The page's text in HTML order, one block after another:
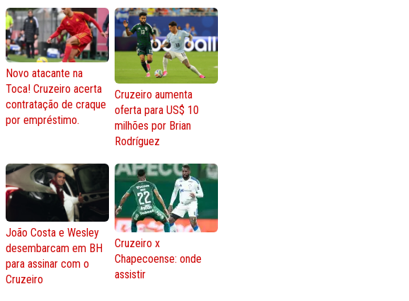
Novo atacante na
Toca! Cruzeiro acerta
contratação de craque
por empréstimo.
Cruzeiro aumenta
oferta para US$ 10
milhões por Brian
Rodríguez
João Costa e Wesley
desembarcam em BH
para assinar com o
Cruzeiro
Cruzeiro x
Chapecoense: onde
assistir